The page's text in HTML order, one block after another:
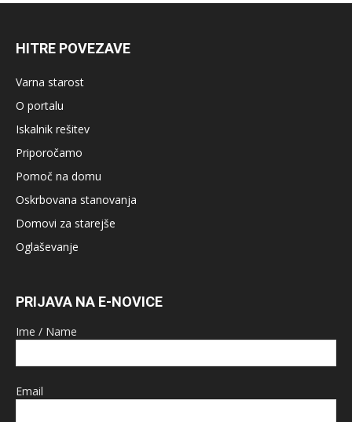
HITRE POVEZAVE
Varna starost
O portalu
Iskalnik rešitev
Priporočamo
Pomoč na domu
Oskrbovana stanovanja
Domovi za starejše
Oglaševanje
PRIJAVA NA E-NOVICE
Ime / Name
Email